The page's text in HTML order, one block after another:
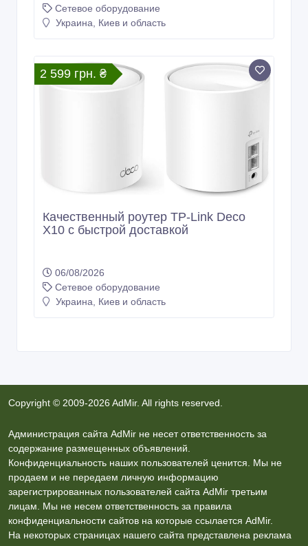
Сетевое оборудование
Украина, Киев и область
2 599 грн. ₴
Качественный роутер TP-Link Deco
X10 с быстрой доставкой
06/08/2026
Сетевое оборудование
Украина, Киев и область
Copyright © 2009-2026 AdMir. All rights reserved.
Администрация сайта AdMir не несет ответственность за
содержание размещенных объявлений.
Конфиденциальность наших пользователей ценится. Мы не
продаем и не передаем личную информацию
зарегистрированных пользователей сайта AdMir третьим
лицам. Мы не несем ответственность за правила
конфиденциальности сайтов на которые ссылается AdMir.
На некоторых страницах нашего сайта представлена реклама